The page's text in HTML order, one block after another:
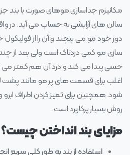
مکانیزم جداسازی موهای صورت با بند
سالن‌ های آرایشی به حساب می‌ آید. در
دور خود مو می‌ پیچند و آن را از
سازی مو کمی دردناک است ولی بعد از
حسی پیدا می‌ کند و درد آن هم کمتر می‌
اغلب برای قسمت‌ های پر مو مانند پشت
شود. همچنین برای تمیز کردن اطراف
روش بسیار پر‌کاربرد است.
مزایای بند انداختن چیست؟
استفاده از بند به طور کلی سریع